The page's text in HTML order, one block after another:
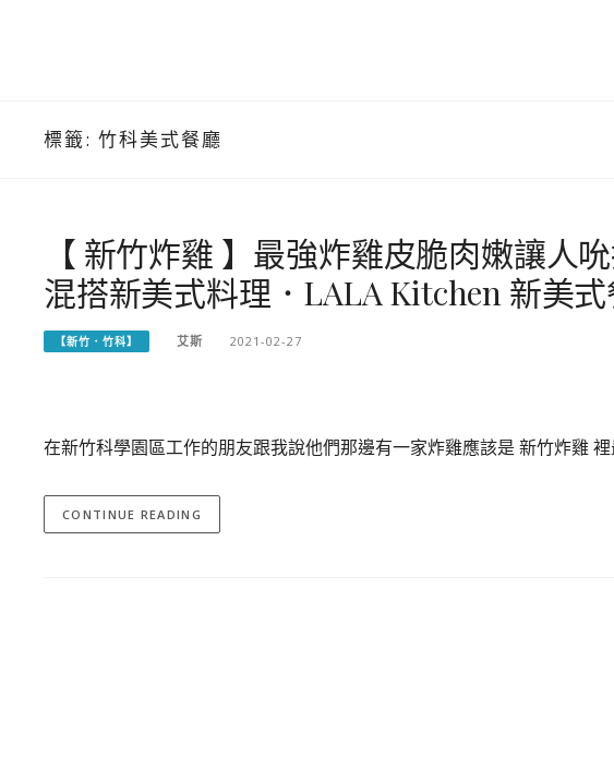
標籤: 竹科美式餐廳
【 新竹炸雞 】最強炸雞皮脆肉嫩讓人
混搭新美式料理．LALA Kitchen 新美
【新竹．竹科】 艾斯 2021-02-27
在新竹科學園區工作的朋友跟我說他們那邊有一家炸雞應該是 新竹炸雞
CONTINUE READING